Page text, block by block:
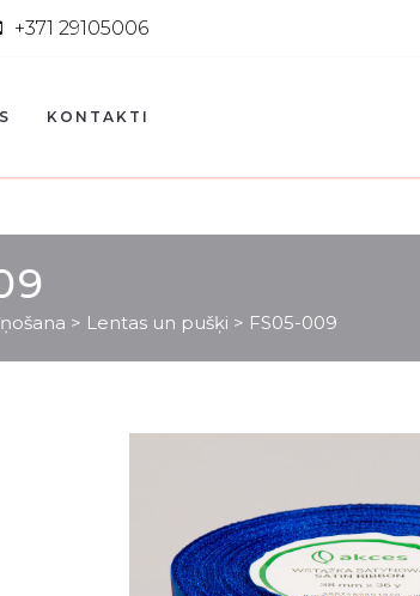
+371 29105006
KONTAKTI
> Lentas un pušķi > FS05-009